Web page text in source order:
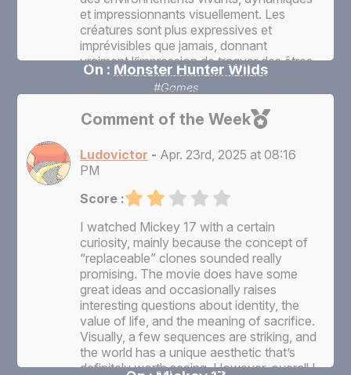
et impressionnants visuellement. Les
créatures sont plus expressives et
imprévisibles que jamais, donnant
vraiment l’impression de traquer des êtres
sauvages et puissants dans leur habitat
naturel. La direction artistique est
splendide : chaque zone fourmille de
détails et change en fonction des
qui apporte une vraie profondeur à
l’exploration. Le système de progression
est à la fois exigeant et gratifiant, et j’ai
adoré la façon dont chaque chasse
Capcom a écouté la communauté en
rendant l’expérience plus accessible sans
sacrifier la richesse ni la difficulté. C’est
clairement un jeu pensé pour durer, et qui
donne envie d’y revenir encore et encore.
Pour moi, c’est une réussite totale et l’un
des meilleurs épisodes de la saga.
On : Monster Hunter Wilds
#Games
Comment of the Week
Ludovictor - Apr. 23rd, 2025 at 08:16
PM
Score :
I watched Mickey 17 with a certain
curiosity, mainly because the concept of
“replaceable” clones sounded really
promising. The movie does have some
great ideas and occasionally raises
interesting questions about identity, the
value of life, and the meaning of sacrifice.
Visually, a few sequences are striking, and
the world has a unique aesthetic that’s
definitely worth seeing. However, overall I